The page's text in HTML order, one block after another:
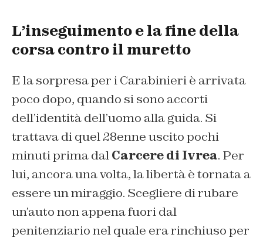
L’inseguimento e la fine della
corsa contro il muretto
E la sorpresa per i Carabinieri è arrivata
poco dopo, quando si sono accorti
dell’identità dell’uomo alla guida. Si
trattava di quel 28enne uscito pochi
minuti prima dalCarcere di Ivrea. Per
lui, ancora una volta, la libertà è tornata a
essere un miraggio. Scegliere di rubare
un’auto non appena fuori dal
penitenziario nel quale era rinchiuso per